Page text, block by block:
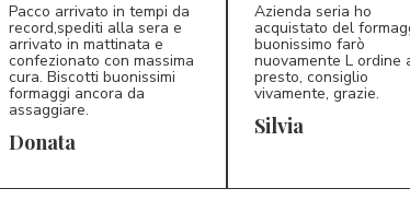
D*
Pacco arrivato in tempi da
record,spediti alla sera e
arrivato in mattinata e
confezionato con massima
cura. Biscotti buonissimi
formaggi ancora da
assaggiare.
Donata S*
Azienda seria ho
acquistato del
buonissimo farò
nuovamente L ordine
presto, consiglio
vivamente, grazie.
Silvia